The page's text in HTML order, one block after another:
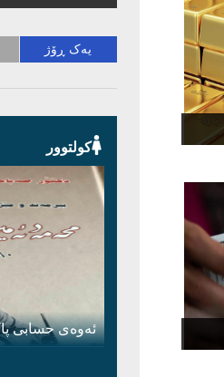
یەک ڕۆژ
کولتوور
ئەوەی حسابی